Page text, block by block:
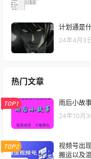
计划通是
24年4月3日
热门文章
TOP1 雨后小故
24年10月
TOP2
视频号出
搬运以及